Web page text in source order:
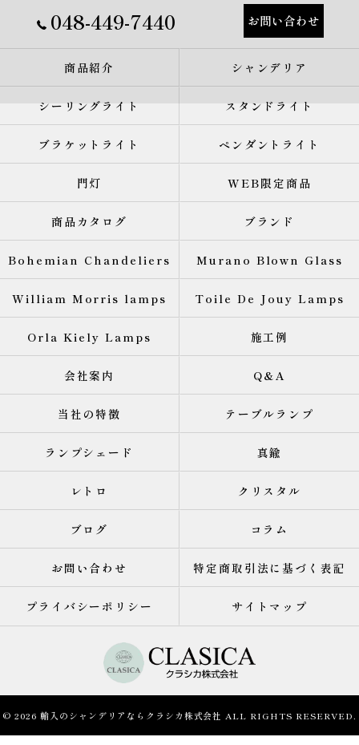
048-449-7440 お問い合わせ
商品紹介 シャンデリア
シーリングライト スタンドライト
ブラケットライト ペンダントライト
門灯 WEB限定商品
商品カタログ ブランド
Bohemian Chandeliers Murano Blown Glass
William Morris lamps Toile De Jouy Lamps
Orla Kiely Lamps 施工例
会社案内 Q&A
当社の特徴 テーブルランプ
ランプシェード 真鍮
レトロ クリスタル
ブログ コラム
お問い合わせ 特定商取引法に基づく表記
プライバシーポリシー サイトマップ
© 2026 輸入のシャンデリアならクラシカ株式会社 ALL RIGHTS RESERVED.